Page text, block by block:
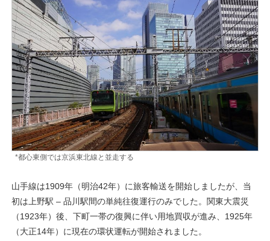
*都心東側では京浜東北線と並走する
山手線は1909年（明治42年）に旅客輸送を開始しましたが、当
初は上野駅 – 品川駅間の単純往復運行のみでした。関東大震災
（1923年）後、下町一帯の復興に伴い用地買収が進み、1925年
（大正14年）に現在の環状運転が開始されました。